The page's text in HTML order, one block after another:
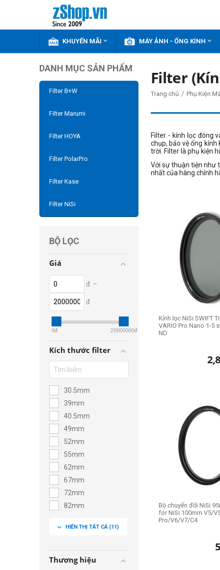
KHUYẾN MÃI  MÁY ẢNH - ỐNG KÍNH 
DANH MỤC SẢN PHẨM
Filter B+W
Filter Marumi
Filter HOYA
Filter PolarPro
Filter Kase
Filter NiSi
BỘ LỌC
Giá
đ –
đ
0đ 20000000đ
Kích thước filter
30.5mm
39mm
40.5mm
49mm
52mm
55mm
62mm
67mm
72mm
82mm
expand_more
HIỂN THỊ TẤT CẢ (11)
Thương hiệu
Filter
Trang chủ / Phụ Kiện
Filter - kính lọc đóng
chụp, bảo vệ ống
trời. Filter là phụ kiện
Với sự thuận tiện như
nhất của hàng chính
Kính lọc NiSi SWIFT
VARIO Pro Nano 1-5
ND
Bộ chuyển đổi NiSi
for NiSi 100mm V5/
Pro/V6/V7/C4